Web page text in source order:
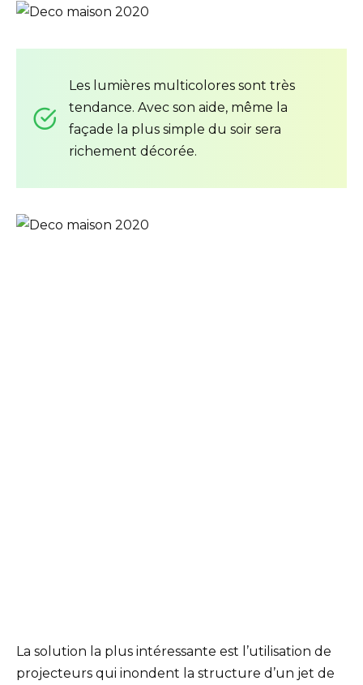
Les lumières multicolores sont très
tendance. Avec son aide, même la
façade la plus simple du soir sera
richement décorée.
La solution la plus intéressante est l’utilisation de
projecteurs qui inondent la structure d’un jet de